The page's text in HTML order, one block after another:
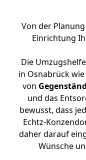
Von der
Einrichtung
Die
in Osnabrück wie
von
und das
bewusst, dass
Echtz-
daher darauf
Wünsche